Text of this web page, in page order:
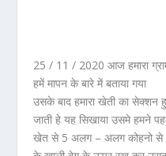
25 / 11 / 2020 आज हमारा
हमें मापन के बारे में बताया गया
उसके बाद हमारा खेती का
जाती हे यह सिखाया उसमे हमने
खेत से 5 अलग – अलग कोहनो से